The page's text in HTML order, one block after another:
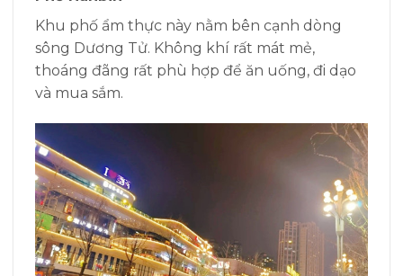
Khu phố ẩm thực này nằm bên cạnh dòng
sông Dương Tử. Không khí rất mát mẻ,
thoáng đãng rất phù hợp để ăn uống, đi dạo
và mua sắm.